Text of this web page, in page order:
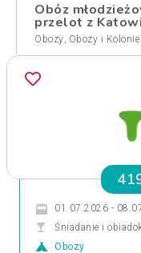
Obóz
przelot z
Obozy, Obozy i Kolonie
01.07.2026 -
Śniadanie i
Obozy